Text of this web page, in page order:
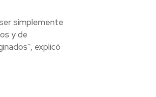
simplemente
y de
explicó